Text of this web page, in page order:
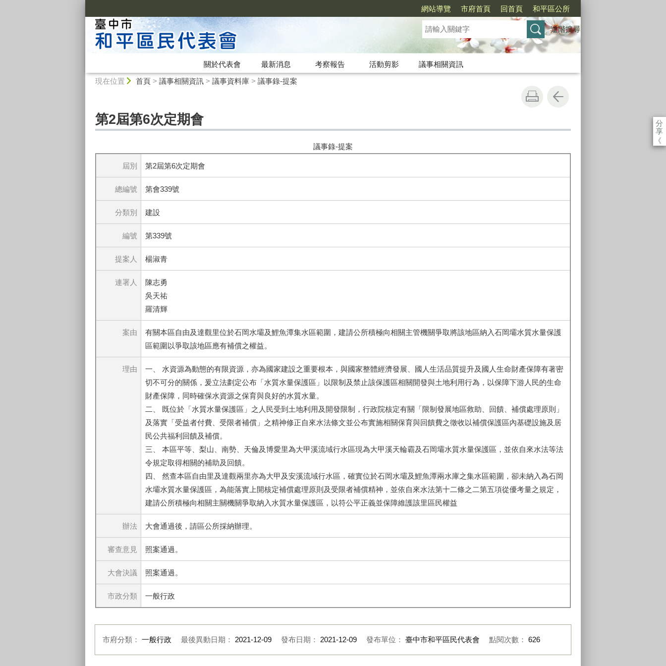
網站導覽 市府首頁 回首頁 和平區公所
進階搜尋
關於代表會 最新消息 考察報告 活動剪影
議事相關資訊
現在位置 首頁> 議事相關資訊> 議事資料庫> 議事錄-提案
分
享
《
第2屆第6次定期會
議事錄-提案
屆別 第2屆第6次定期會
總編號 第會339號
分類別 建設
編號 第339號
提案人 楊淑青
連署人
陳志勇
吳天祐
羅清輝
案由
有關本區自由及達觀里位於石岡水壩及鯉魚潭集水區範圍，建請公所積極向相關主管機關爭取將該地區納入石岡壩水質水量保護
區範圍以爭取該地區應有補償之權益。
理由
一、 水資源為動態的有限資源，亦為國家建設之重要根本，與國家整體經濟發展、國人生活品質提升及國人生命財產保障有著密
切不可分的關係，爰立法劃定公布「水質水量保護區」以限制及禁止該保護區相關開發與土地利用行為，以保障下游人民的生命
財產保障，同時確保水資源之保育與良好的水質水量。
二、 既位於「水質水量保護區」之人民受到土地利用及開發限制，行政院核定有關「限制發展地區救助、回饋、補償處理原則」
及落實「受益者付費、受限者補償」之精神修正自來水法條文並公布實施相關保育與回饋費之徵收以補償保護區內基礎設施及居
民公共福利回饋及補償。
三、 本區平等、梨山、南勢、天倫及博愛里為大甲溪流域行水區現為大甲溪天輪霸及石岡壩水質水量保護區，並依自來水法等法
令規定取得相關的補助及回饋。
四、 然查本區自由里及達觀兩里亦為大甲及安溪流域行水區，確實位於石岡水壩及鯉魚潭兩水庫之集水區範圍，卻未納入為石岡
水壩水質水量保護區，為能落實上開核定補償處理原則及受限者補償精神，並依自來水法第十二條之二第五項從優考量之規定，
建請公所積極向相關主關機關爭取納入水質水量保護區，以符公平正義並保障維護該里區民權益
辦法 大會通過後，請區公所採納辦理。
審查意見 照案通過。
大會決議 照案通過。
市政分類 一般行政
市府分類： 一般行政 最後異動日期： 2021-12-09 發布日期： 2021-12-09 發布單位： 臺中市和平區民代表會 點閱次數： 626